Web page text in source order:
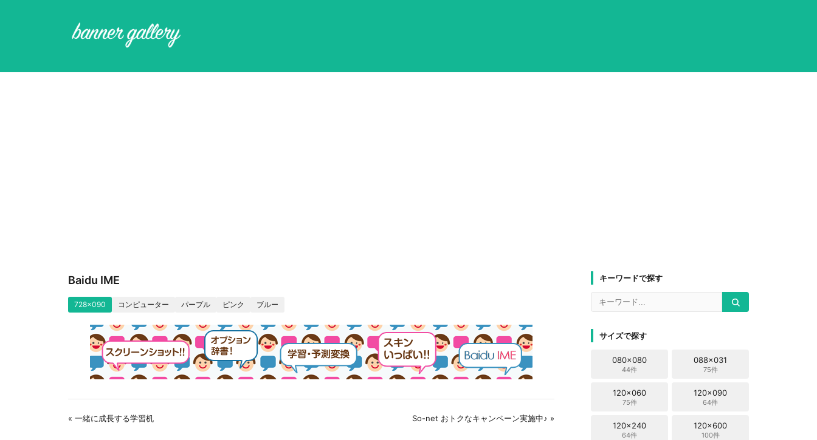
Baidu IME
728x090 コンピューター パープル ピンク ブルー
« 一緒に成長する学習机 So-net おトクなキャンペーン実施中♪ »
キーワードで探す
サイズで探す
080x080
44件
088x031
75件
120x060
75件
120x090
64件
120x240
64件
120x600
100件